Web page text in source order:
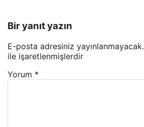
Bir yanıt yazın
E-posta adresiniz yayınlanmayacak.
ile işaretlenmişlerdir
Yorum *